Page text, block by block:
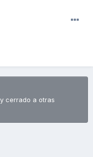
cerrado a otras